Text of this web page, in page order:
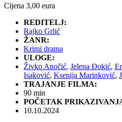
Cijena 3,00 eura
REDITELJ:
Rajko Grlić
ŽANR:
Krimi drama
ULOGE:
Živko Anočić, Jelena Đokić,
Isaković, Ksenija Marinković,
TRAJANJE FILMA:
90 min
POČETAK
10.10.2024